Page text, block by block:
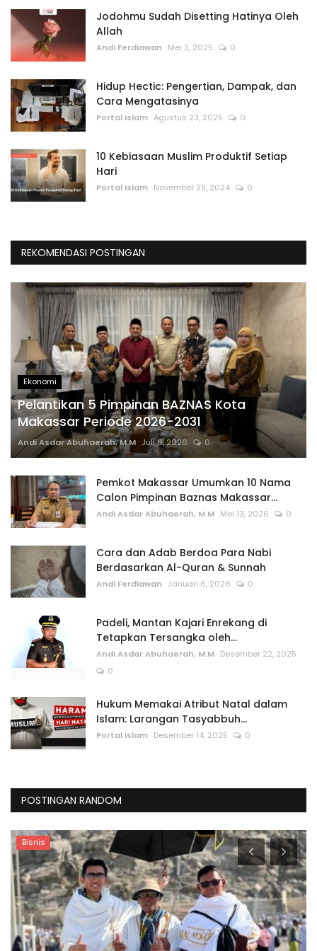
Jodohmu Sudah Disetting Hatinya Oleh
Allah
Andi Ferdiawan Mei 3, 2025 0
Hidup Hectic: Pengertian, Dampak, dan
Cara Mengatasinya
Portal Islam Agustus 23, 2025 0
10 Kebiasaan Muslim Produktif Setiap
Hari
Portal Islam November 29, 2024 0
REKOMENDASI POSTINGAN
Ekonomi
Pelantikan 5 Pimpinan BAZNAS Kota
Makassar Periode 2026-2031
Andi Asdar Abuhaerah, M.M Juli 6, 2026 0
Pemkot Makassar Umumkan 10 Nama
Calon Pimpinan Baznas Makassar...
Andi Asdar Abuhaerah, M.M Mei 13, 2026 0
Cara dan Adab Berdoa Para Nabi
Berdasarkan Al-Quran & Sunnah
Andi Ferdiawan Januari 6, 2026 0
Padeli, Mantan Kajari Enrekang di
Tetapkan Tersangka oleh...
Andi Asdar Abuhaerah, M.M Desember 22, 2025
0
Hukum Memakai Atribut Natal dalam
Islam: Larangan Tasyabbuh...
Portal Islam Desember 14, 2025 0
POSTINGAN RANDOM
Pendidikan